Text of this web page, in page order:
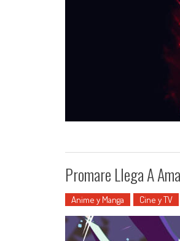
Promare Llega A
Anime y Manga Cine y TV